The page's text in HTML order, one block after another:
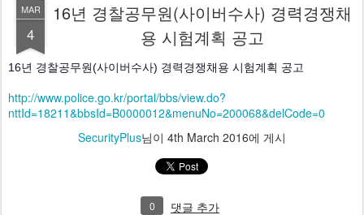
MAR
4
16년 경찰공무원(사이버수사) 경력경쟁채
용 시험계획 공고
16년 경찰공무원(사이버수사) 경력경쟁채용 시험계획 공고
http://www.police.go.kr/portal/bbs/view.do?
nttId=18211&bbsId=B0000012&menuNo=200068&delCode=0
SecurityPlus님이 4th March 2016에 게시
0 댓글 추가